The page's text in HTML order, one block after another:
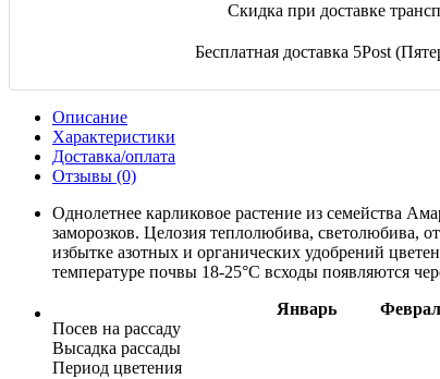
Скидка при доставке
Бесплатная доставка 5Post
Описание
Характеристики
Доставка/оплата
Отзывы (0)
Однолетнее карликовое растение из семейства
заморозков. Целозия теплолюбива, светолюбива,
избытке азотных и органических удобрений
температуре почвы 18-25°C всходы появляются
Январь
Посев на рассаду
Высадка рассады
Период цветения